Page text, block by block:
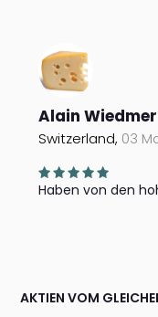
Alain Wiedmer
Switzerland, 03
Haben von den
AKTIEN VOM